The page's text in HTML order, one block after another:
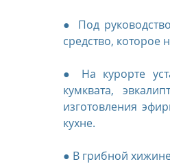
● Под
средство, которое
● На курорте
кумквата,
изготовления
кухне.
● В грибной